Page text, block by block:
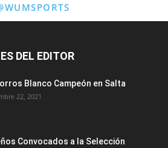
DEL EDITOR
Blanco Campeón en Salta
22, 2021
Convocados a la Selección